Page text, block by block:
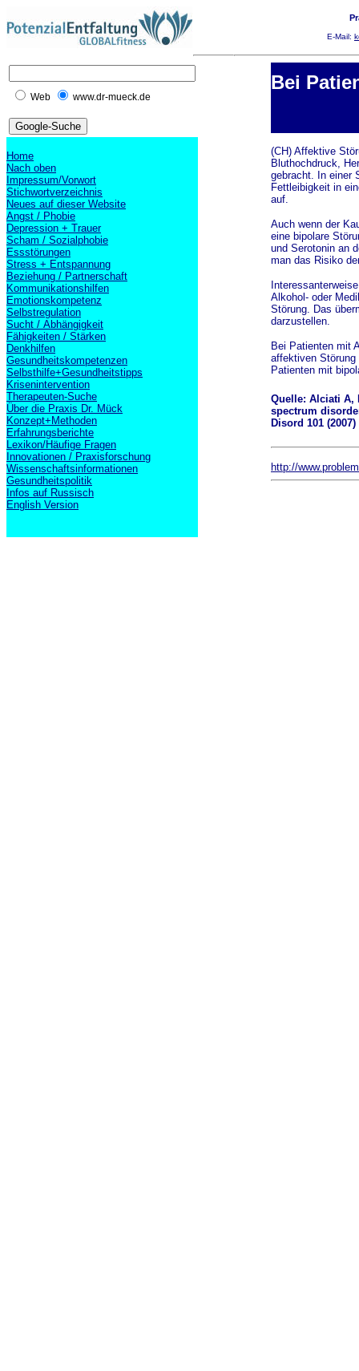
E-Mail:
Web www.dr-mueck.de
Home
Nach oben
Impressum/Vorwort
Stichwortverzeichnis
Neues auf dieser Website
Angst / Phobie
Depression + Trauer
Scham / Sozialphobie
Essstörungen
Stress + Entspannung
Beziehung / Partnerschaft
Kommunikationshilfen
Emotionskompetenz
Selbstregulation
Sucht / Abhängigkeit
Fähigkeiten / Stärken
Denkhilfen
Gesundheitskompetenzen
Selbsthilfe+Gesundheitstipps
Krisenintervention
Therapeuten-Suche
Über die Praxis Dr. Mück
Konzept+Methoden
Erfahrungsberichte
Lexikon/Häufige Fragen
Innovationen / Praxisforschung
Wissenschaftsinformationen
Gesundheitspolitik
Infos auf Russisch
English Version
Bei
(CH) Affektive
Bluthochdruck,
gebracht. In einer
Fettleibigkeit in
auf.
Auch wenn der
eine bipolare
und Serotonin an
man das Risiko
Alkohol- oder
Störung. Das
darzustellen.
Bei Patienten mit
affektiven Störung
Patienten mit
Quelle: Alciati A,
spectrum
Disord 101
http://